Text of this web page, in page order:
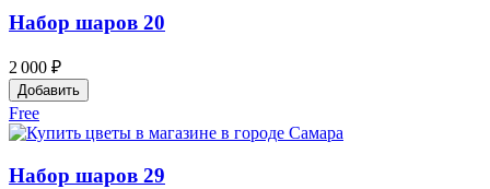
Набор шаров 20
2 000 ₽
Добавить
Free
Набор шаров 29